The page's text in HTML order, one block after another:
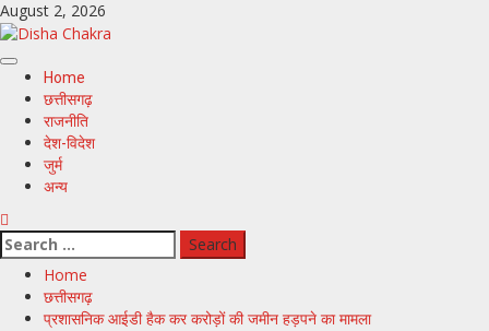
Skip
to
content
August 2, 2026
Primary
Menu
Home
छत्तीसगढ़
राजनीति
देश-विदेश
जुर्म
अन्य
Search
for:
Home
छत्तीसगढ़
प्रशासनिक आईडी हैक कर करोड़ों की जमीन हड़पने का मामला